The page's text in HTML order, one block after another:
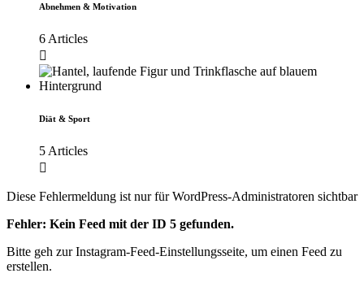
Abnehmen & Motivation
6 Articles
Diät & Sport
5 Articles
Diese Fehlermeldung ist nur für WordPress-Administratoren sichtbar
Fehler: Kein Feed mit der ID 5 gefunden.
Bitte geh zur Instagram-Feed-Einstellungsseite, um einen Feed zu
erstellen.